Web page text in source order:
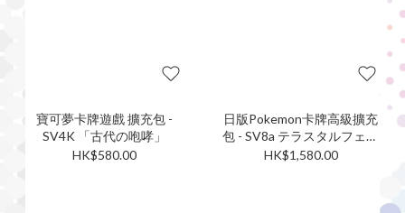
寶可夢卡牌遊戲 擴充包 -
SV4K 「古代の咆哮」
HK$580.00
日版Pokemon卡牌高級擴充
包 - SV8a テラスタルフェス
ex
HK$1,580.00